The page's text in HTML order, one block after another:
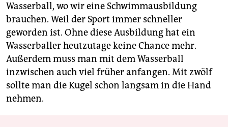
Wasserball, wo wir eine Schwimmausbildung
brauchen. Weil der Sport immer schneller
geworden ist. Ohne diese Ausbildung hat ein
Wasserballer heutzutage keine Chance mehr.
Außerdem muss man mit dem Wasserball
inzwischen auch viel früher anfangen. Mit zwölf
sollte man die Kugel schon langsam in die Hand
nehmen.